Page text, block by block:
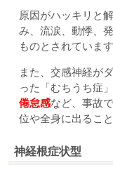
原因がハッキリと
み、流涙、動悸、
ものとされています
また、交感神経が
った「むちうち症」
倦怠感など、事故
位や全身に出るこ
神経根症状型